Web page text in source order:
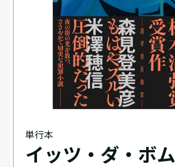
単行本
イッツ・ダ・ボム